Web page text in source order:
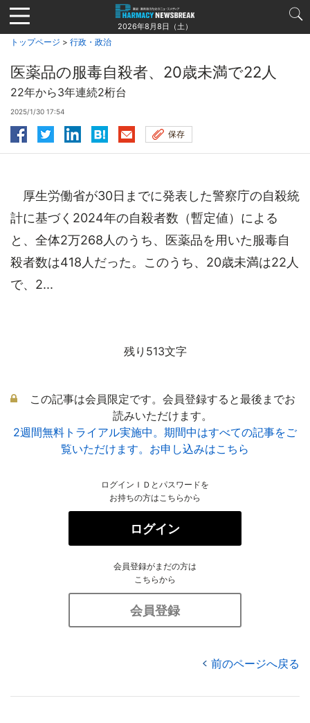
Jump
to
navigation
2026年8月8日（土）
トップページ > 行政・政治
医薬品の服毒自殺者、20歳未満で22人
22年から3年連続2桁台
2025/1/30 17:54
保存
厚生労働省が30日までに発表した警察庁の自殺統
計に基づく2024年の自殺者数（暫定値）による
と、全体2万268人のうち、医薬品を用いた服毒自
殺者数は418人だった。このうち、20歳未満は22人
で、2...
残り513文字
この記事は会員限定です。会員登録すると最後までお
読みいただけます。
2週間無料トライアル実施中。期間中はすべての記事をご
覧いただけます。お申し込みはこちら
ログインＩＤとパスワードを
お持ちの方はこちらから
ログイン
会員登録がまだの方は
こちらから
会員登録
前のページへ戻る